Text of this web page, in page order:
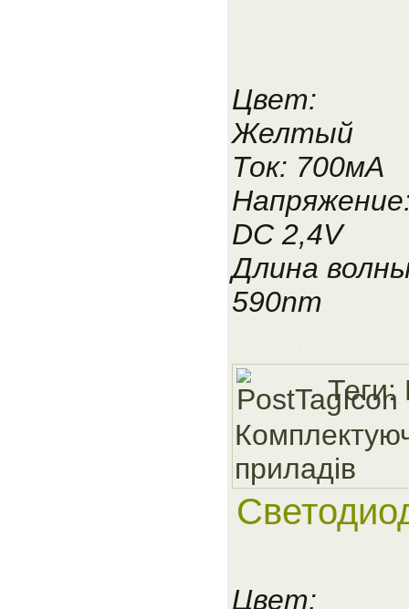
Цвет:
Желтый
Ток: 700мА
DC 2,4V
Длина
590nm
Теги:
приладiв
Цвет: